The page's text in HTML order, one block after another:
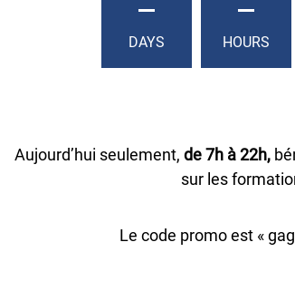
DAYS HOURS
Aujourd’hui seulement, de 7h à 22h,
sur les
Le code promo est «